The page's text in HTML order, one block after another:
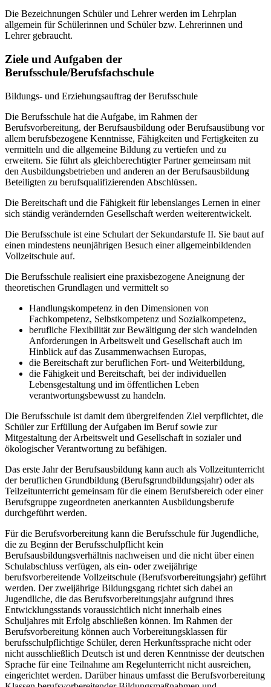
Die Bezeichnungen Schüler und Lehrer werden im Lehrplan
allgemein für Schülerinnen und Schüler bzw. Lehrerinnen und
Lehrer gebraucht.
Ziele und Aufgaben der
Berufsschule/Berufsfachschule
Bildungs- und Erziehungsauftrag der Berufsschule
Die Berufsschule hat die Aufgabe, im Rahmen der
Berufsvorbereitung, der Berufsausbildung oder Berufsausübung vor
allem berufsbezogene Kenntnisse, Fähigkeiten und Fertigkeiten zu
vermitteln und die allgemeine Bildung zu vertiefen und zu
erweitern. Sie führt als gleichberechtigter Partner gemeinsam mit
den Ausbildungsbetrieben und anderen an der Berufsausbildung
Beteiligten zu berufsqualifizierenden Abschlüssen.
Die Bereitschaft und die Fähigkeit für lebenslanges Lernen in einer
sich ständig verändernden Gesellschaft werden weiterentwickelt.
Die Berufsschule ist eine Schulart der Sekundarstufe II. Sie baut auf
einen mindestens neunjährigen Besuch einer allgemeinbildenden
Vollzeitschule auf.
Die Berufsschule realisiert eine praxisbezogene Aneignung der
theoretischen Grundlagen und vermittelt so
Handlungskompetenz in den Dimensionen von
Fachkompetenz, Selbstkompetenz und Sozialkompetenz,
berufliche Flexibilität zur Bewältigung der sich wandelnden
Anforderungen in Arbeitswelt und Gesellschaft auch im
Hinblick auf das Zusammenwachsen Europas,
die Bereitschaft zur beruflichen Fort- und Weiterbildung,
die Fähigkeit und Bereitschaft, bei der individuellen
Lebensgestaltung und im öffentlichen Leben
verantwortungsbewusst zu handeln.
Die Berufsschule ist damit dem übergreifenden Ziel verpflichtet, die
Schüler zur Erfüllung der Aufgaben im Beruf sowie zur
Mitgestaltung der Arbeitswelt und Gesellschaft in sozialer und
ökologischer Verantwortung zu befähigen.
Das erste Jahr der Berufsausbildung kann auch als Vollzeitunterricht
der beruflichen Grundbildung (Berufsgrundbildungsjahr) oder als
Teilzeitunterricht gemeinsam für die einem Berufsbereich oder einer
Berufsgruppe zugeordneten anerkannten Ausbildungsberufe
durchgeführt werden.
Für die Berufsvorbereitung kann die Berufsschule für Jugendliche,
die zu Beginn der Berufsschulpflicht kein
Berufsausbildungsverhältnis nachweisen und die nicht über einen
Schulabschluss verfügen, als ein- oder zweijährige
berufsvorbereitende Vollzeitschule (Berufsvorbereitungsjahr) geführt
werden. Der zweijährige Bildungsgang richtet sich dabei an
Jugendliche, die das Berufsvorbereitungsjahr aufgrund ihres
Entwicklungsstands voraussichtlich nicht innerhalb eines
Schuljahres mit Erfolg abschließen können. Im Rahmen der
Berufsvorbereitung können auch Vorbereitungsklassen für
berufsschulpflichtige Schüler, deren Herkunftssprache nicht oder
nicht ausschließlich Deutsch ist und deren Kenntnisse der deutschen
Sprache für eine Teilnahme am Regelunterricht nicht ausreichen,
eingerichtet werden. Darüber hinaus umfasst die Berufsvorbereitung